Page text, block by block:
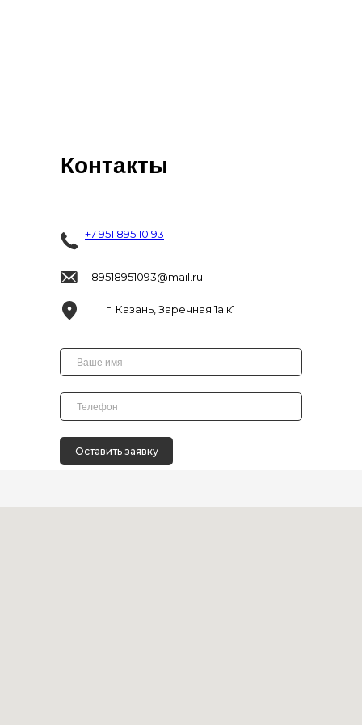
Оставить заявку
+7 951 895 10 93
г. Казань, Заречная 1а к1
89518951093@mail.ru
Контакты